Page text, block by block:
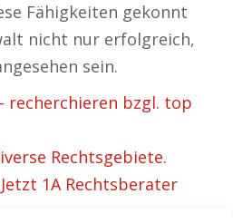
Fähigkeiten gekonnt
nicht nur erfolgreich,
sein.
recherchieren bzgl. top
Rechtsgebiete.
1A Rechtsberater